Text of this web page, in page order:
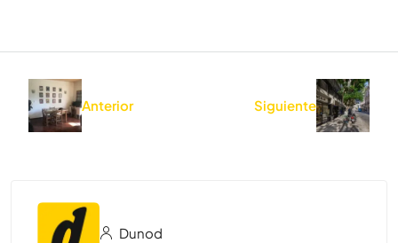
Anterior Siguiente
Dunod